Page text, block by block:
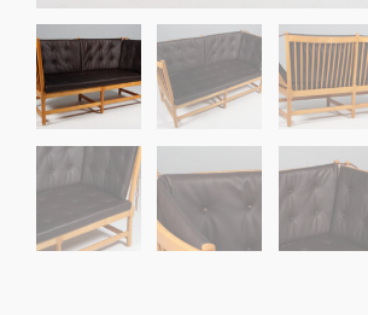
Sko til Arne Jacobsen stole
Stole
DKK 100,00